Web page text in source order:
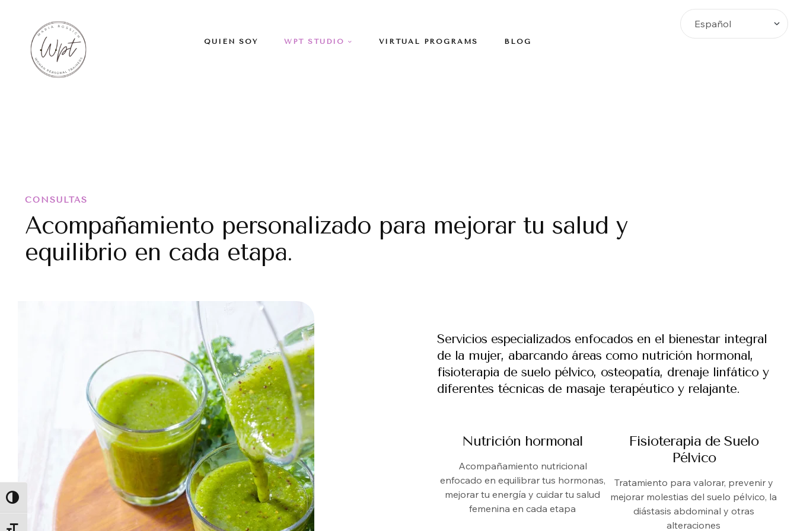
ALTERNAR ALTO CONTRASTE
QUIÉN SOY WPT STUDIO VIRTUAL PROGRAMS BLOG
Acompañamiento personalizado para mejorar tu salud y
equilibrio en cada etapa.
CONSULTAS
Servicios especializados enfocados en el bienestar integral
de la mujer, abarcando áreas como nutrición hormonal,
fisioterapia de suelo pélvico, osteopatía, drenaje linfático y
diferentes técnicas de masaje terapéutico y relajante.
Nutrición hormonal
Acompañamiento nutricional
enfocado en equilibrar tus hormonas,
mejorar tu energía y cuidar tu salud
femenina en cada etapa
Fisioterapia de Suelo
Pélvico
Tratamiento para valorar, prevenir y
mejorar molestias del suelo pélvico, la
diástasis abdominal y otras
alteraciones